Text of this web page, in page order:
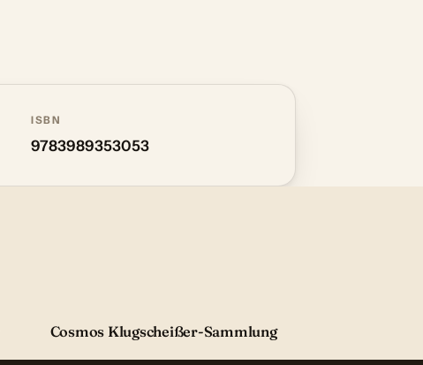
ISBN
9783989353053
Cosmos Klugscheißer-Sammlung